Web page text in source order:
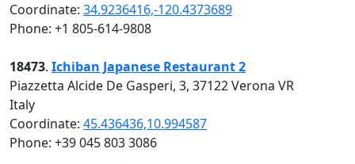
Coordinate: 34.9236416,-120.4373689
Phone: +1 805-614-9808
18473. Ichiban Japanese Restaurant 2
Piazzetta Alcide De Gasperi, 3, 37122 Verona VR
Italy
Coordinate: 45.436436,10.994587
Phone: +39 045 803 3086